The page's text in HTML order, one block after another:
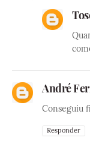
André
Conseguiu
Responder